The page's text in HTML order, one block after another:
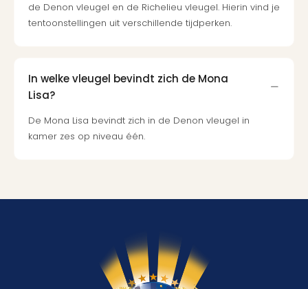
de Denon vleugel en de Richelieu vleugel. Hierin vind je
tentoonstellingen uit verschillende tijdperken.
In welke vleugel bevindt zich de Mona
Lisa?
De Mona Lisa bevindt zich in de Denon vleugel in
kamer zes op niveau één.